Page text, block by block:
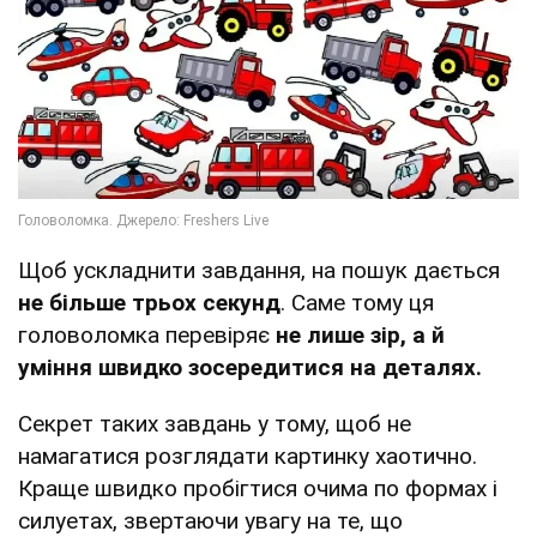
Щоб ускладнити завдання, на пошук дається
не більше трьох секунд. Саме тому ця
головоломка перевіряє не лише зір, а й
уміння швидко зосередитися на деталях.
Секрет таких завдань у тому, щоб не
намагатися розглядати картинку хаотично.
Краще швидко пробігтися очима по формах і
силуетах, звертаючи увагу на те, що